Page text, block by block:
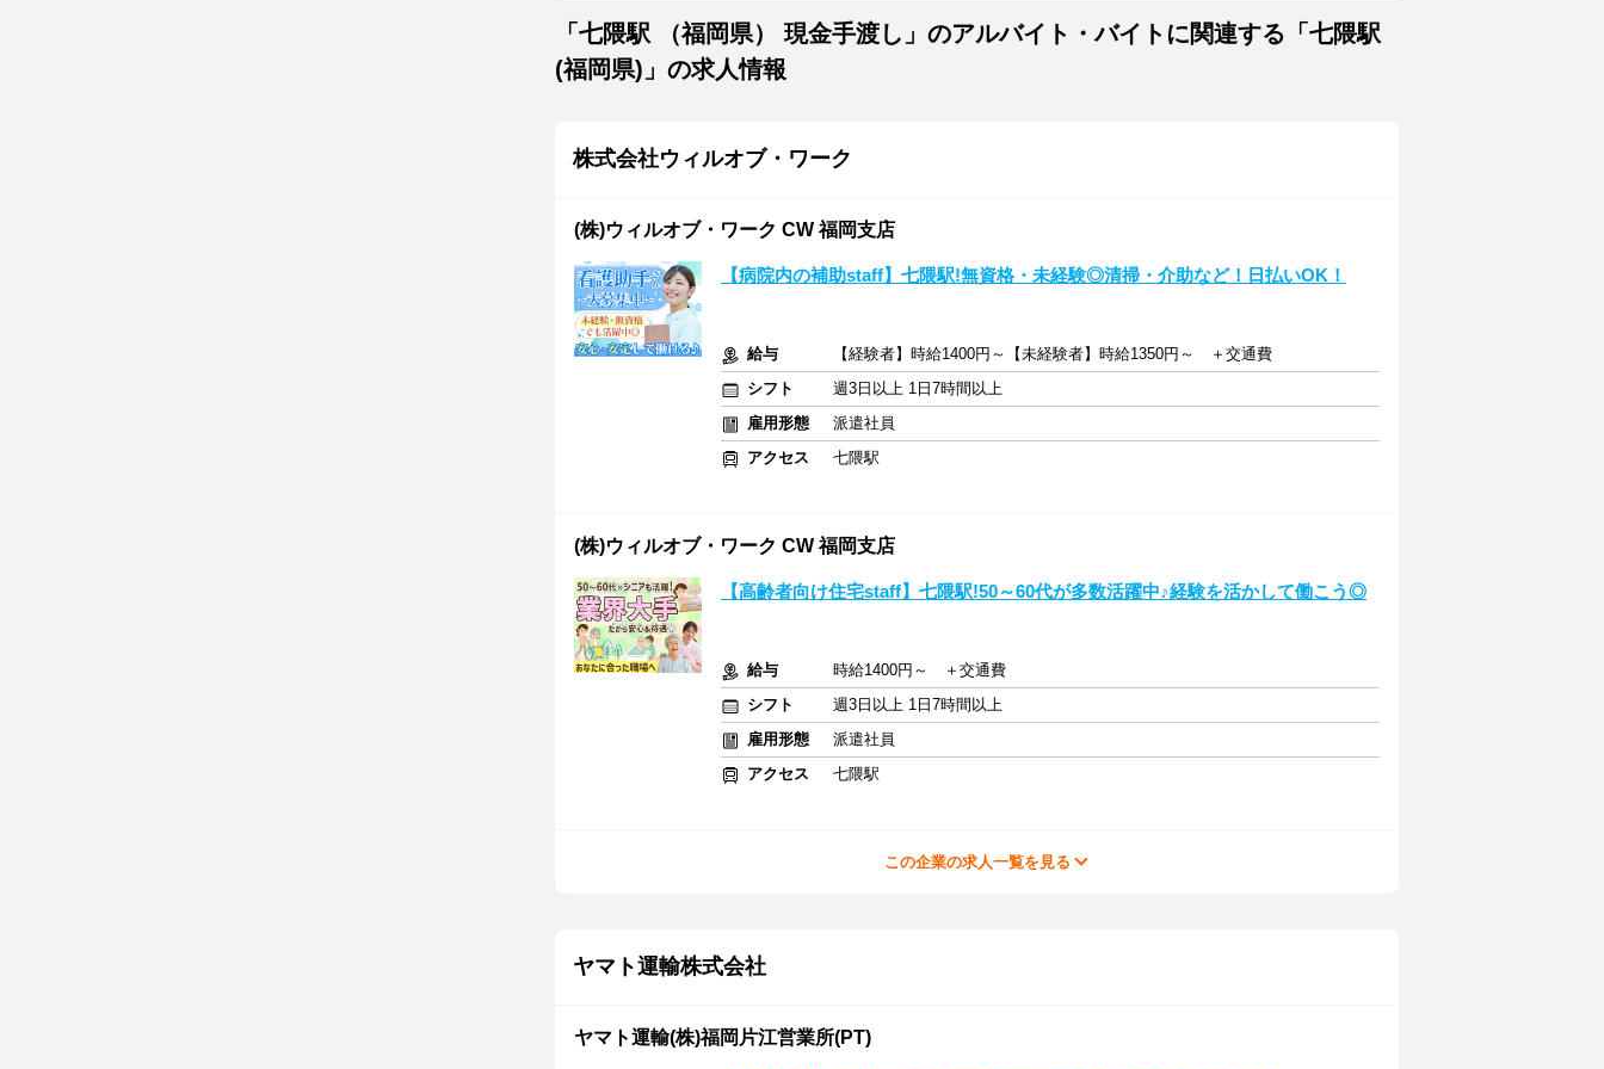
「七隈駅 （福岡県） 現金手渡し」のアルバイト・バイトに関連する「七隈駅
(福岡県)」の求人情報
株式会社ウィルオブ・ワーク
(株)ウィルオブ・ワーク CW 福岡支店
【病院内の補助staff】七隈駅!無資格・未経験◎清掃・介助など！日払いOK！
給与
【経験者】時給1400円～【未経験者】時給1350円～ ＋交通費
シフト
週3日以上 1日7時間以上
雇用形態
派遣社員
アクセス
七隈駅
(株)ウィルオブ・ワーク CW 福岡支店
【高齢者向け住宅staff】七隈駅!50～60代が多数活躍中♪経験を活かして働こう◎
給与
時給1400円～ ＋交通費
シフト
週3日以上 1日7時間以上
雇用形態
派遣社員
アクセス
七隈駅
この企業の求人一覧を見る
ヤマト運輸株式会社
ヤマト運輸(株)福岡片江営業所(PT)